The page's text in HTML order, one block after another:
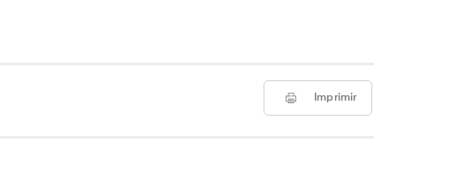
Imprimir